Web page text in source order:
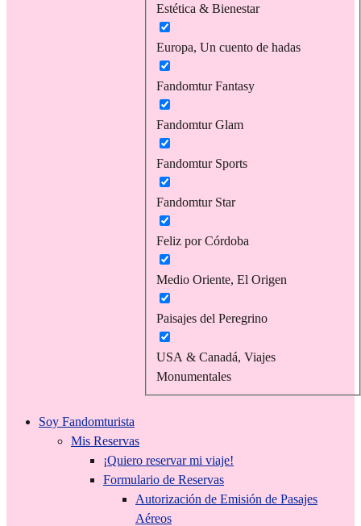
Estética & Bienestar
Europa, Un cuento de hadas
Fandomtur Fantasy
Fandomtur Glam
Fandomtur Sports
Fandomtur Star
Feliz por Córdoba
Medio Oriente, El Origen
Paisajes del Peregrino
USA & Canadá, Viajes
Monumentales
Soy Fandomturista
Mis Reservas
¡Quiero reservar mi viaje!
Formulario de Reservas
Autorización de Emisión de Pasajes
Aéreos